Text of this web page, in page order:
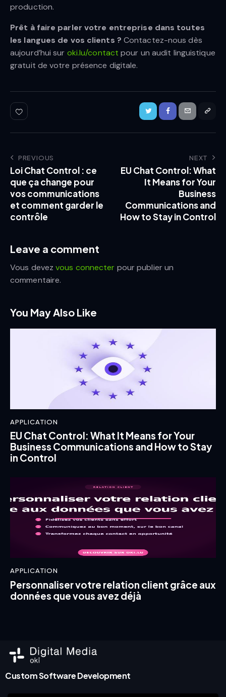
production.
Prêt à faire parler votre entreprise dans toutes
les langues de vos clients ? Contactez-nous dès
aujourd’hui sur oki.lu/contact pour un audit linguistique
gratuit de votre présence digitale.
PREVIOUS
Loi Chat Control : ce
que ça change pour
vos communications
et comment garder le
contrôle
NEXT
EU Chat Control: What
It Means for Your
Business
Communications and
How to Stay in Control
Leave a comment
Vous devezvous connecter pour publier un
commentaire.
You May Also Like
APPLICATION
EU Chat Control: What It Means for Your
Business Communications and How to Stay
in Control
APPLICATION
Personnaliser votre relation client grâce aux
données que vous avez déjà
Custom Software Development